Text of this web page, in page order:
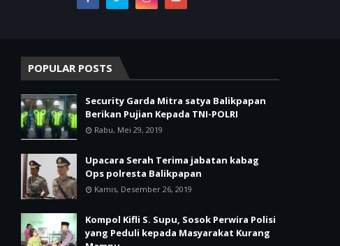
POPULAR POSTS
Security Garda Mitra satya Balikpapan
Berikan Pujian Kepada TNI-POLRI
Rabu, Mei 29, 2019
Upacara Serah Terima jabatan kabag
Ops polresta Balikpapan
Kamis, Desember 26, 2019
Kompol Kifli S. Supu, Sosok Perwira Polisi
yang Peduli kepada Masyarakat Kurang